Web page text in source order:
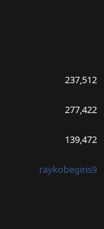
237,512
277,422
139,472
raykobegiris9